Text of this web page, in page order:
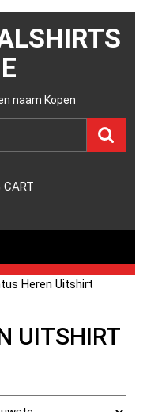
naam Kopen
CART
Heren Uitshirt
UITSHIRT